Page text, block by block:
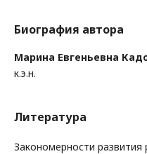
Биография автора
Марина Евгеньевна
к.э.н.
Литература
Закономерности развития